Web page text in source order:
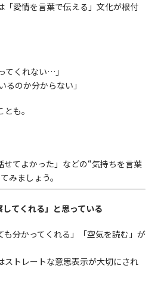
「愛情を言葉で伝える」文化が根付
てくれない…」
るのか分からない」
も。
せてよかった」などの“気持ちを言葉
みましょう。
てくれる」と思っている
も分かってくれる」「空気を読む」が
ストレートな意思表示が大切にされ